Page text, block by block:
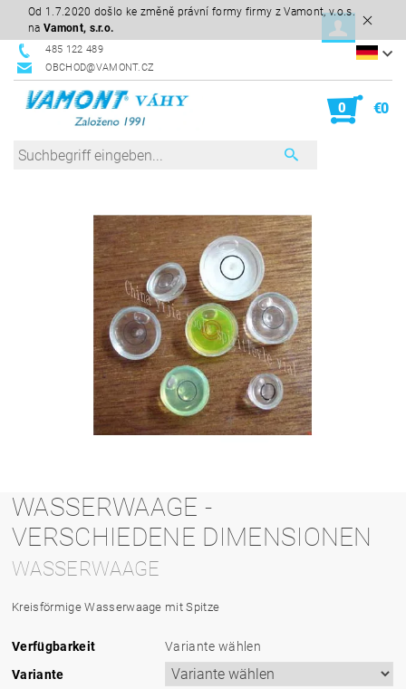
Od 1.7.2020 došlo ke změně právní formy firmy z Vamont, v.o.s.
na Vamont, s.r.o.
485 122 489
OBCHOD@VAMONT.CZ
0 €0
WASSERWAAGE -
VERSCHIEDENE DIMENSIONEN
WASSERWAAGE
Kreisförmige Wasserwaage mit Spitze
Verfügbarkeit
Variante wählen
Variante